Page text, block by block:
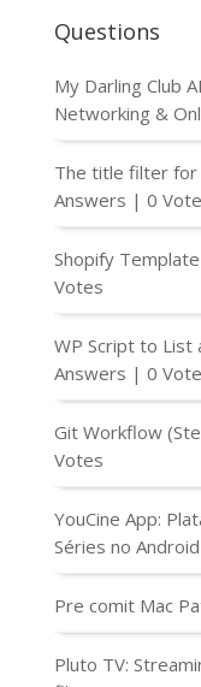
Questions
My Darling Club
Networking &
The title filter
Answers | 0
Shopify
Votes
WP Script to List
Answers | 0
Git Workflow
Votes
YouCine App:
Séries no Android
Pre comit Mac
Pluto TV: